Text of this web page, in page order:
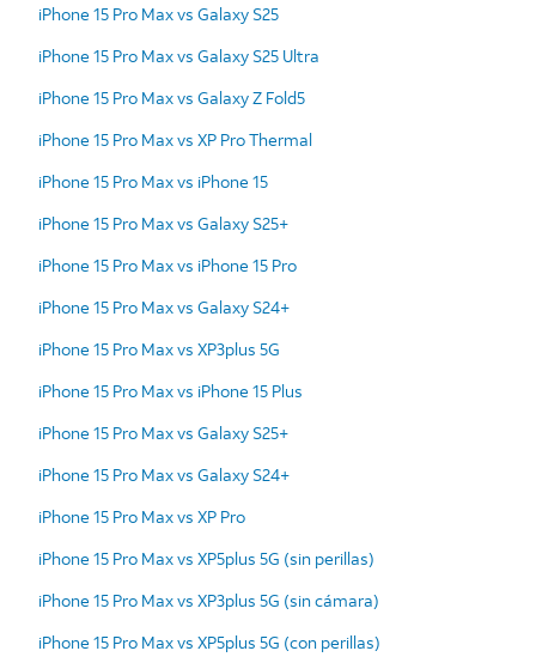
iPhone 15 Pro Max vs Galaxy S25
iPhone 15 Pro Max vs Galaxy S25 Ultra
iPhone 15 Pro Max vs Galaxy Z Fold5
iPhone 15 Pro Max vs XP Pro Thermal
iPhone 15 Pro Max vs iPhone 15
iPhone 15 Pro Max vs Galaxy S25+
iPhone 15 Pro Max vs iPhone 15 Pro
iPhone 15 Pro Max vs Galaxy S24+
iPhone 15 Pro Max vs XP3plus 5G
iPhone 15 Pro Max vs iPhone 15 Plus
iPhone 15 Pro Max vs Galaxy S25+
iPhone 15 Pro Max vs Galaxy S24+
iPhone 15 Pro Max vs XP Pro
iPhone 15 Pro Max vs XP5plus 5G (sin perillas)
iPhone 15 Pro Max vs XP3plus 5G (sin cámara)
iPhone 15 Pro Max vs XP5plus 5G (con perillas)